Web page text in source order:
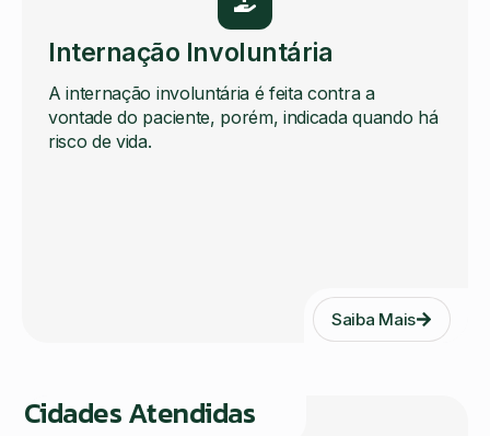
Internação Involuntária
A internação involuntária é feita contra a
vontade do paciente, porém, indicada quando há
risco de vida.
Saiba Mais
Cidades Atendidas